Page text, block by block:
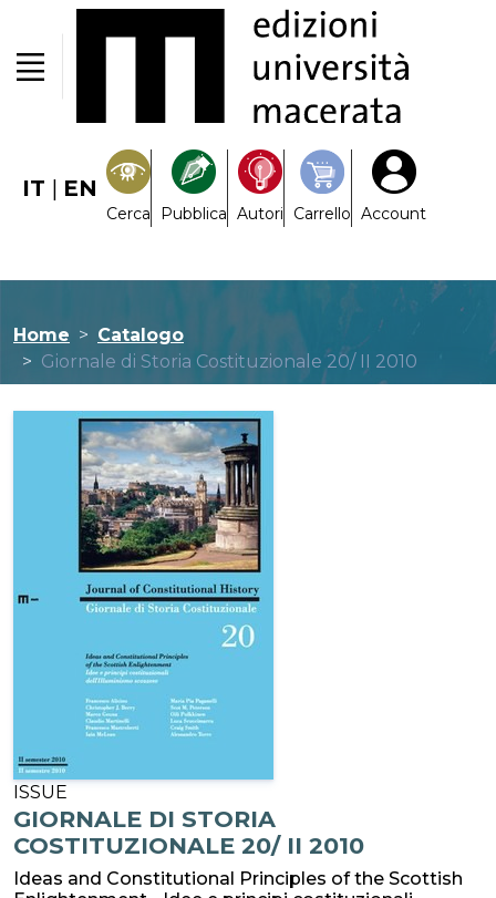
IT | EN
Cerca Pubblica Autori Carrello Account
Home
Catalogo
Giornale di Storia Costituzionale 20/ II 2010
ISSUE
GIORNALE DI STORIA
COSTITUZIONALE 20/ II 2010
Ideas and Constitutional Principles of the Scottish